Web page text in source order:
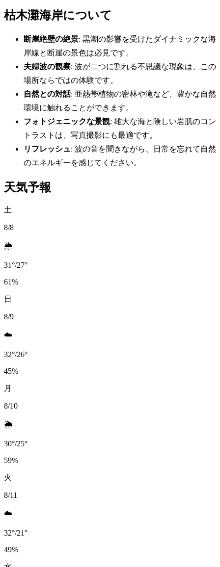
枯木灘海岸について
断崖絶壁の絶景: 黒潮の影響を受けたダイナミックな海
岸線と断崖の景色は必見です。
夫婦波の観察: 波が二つに割れる不思議な現象は、この
場所ならではの体験です。
自然との対話: 亜熱帯植物の密林や滝など、豊かな自然
環境に触れることができます。
フォトジェニックな景観: 雄大な海と険しい岩肌のコン
トラストは、写真撮影にも最適です。
リフレッシュ: 波の音を聞きながら、日常を忘れて自然
のエネルギーを感じてください。
天気予報
土
8/8
🌦️
31°/27°
61%
日
8/9
☁️
32°/26°
45%
月
8/10
🌦️
30°/25°
59%
火
8/11
☁️
32°/21°
49%